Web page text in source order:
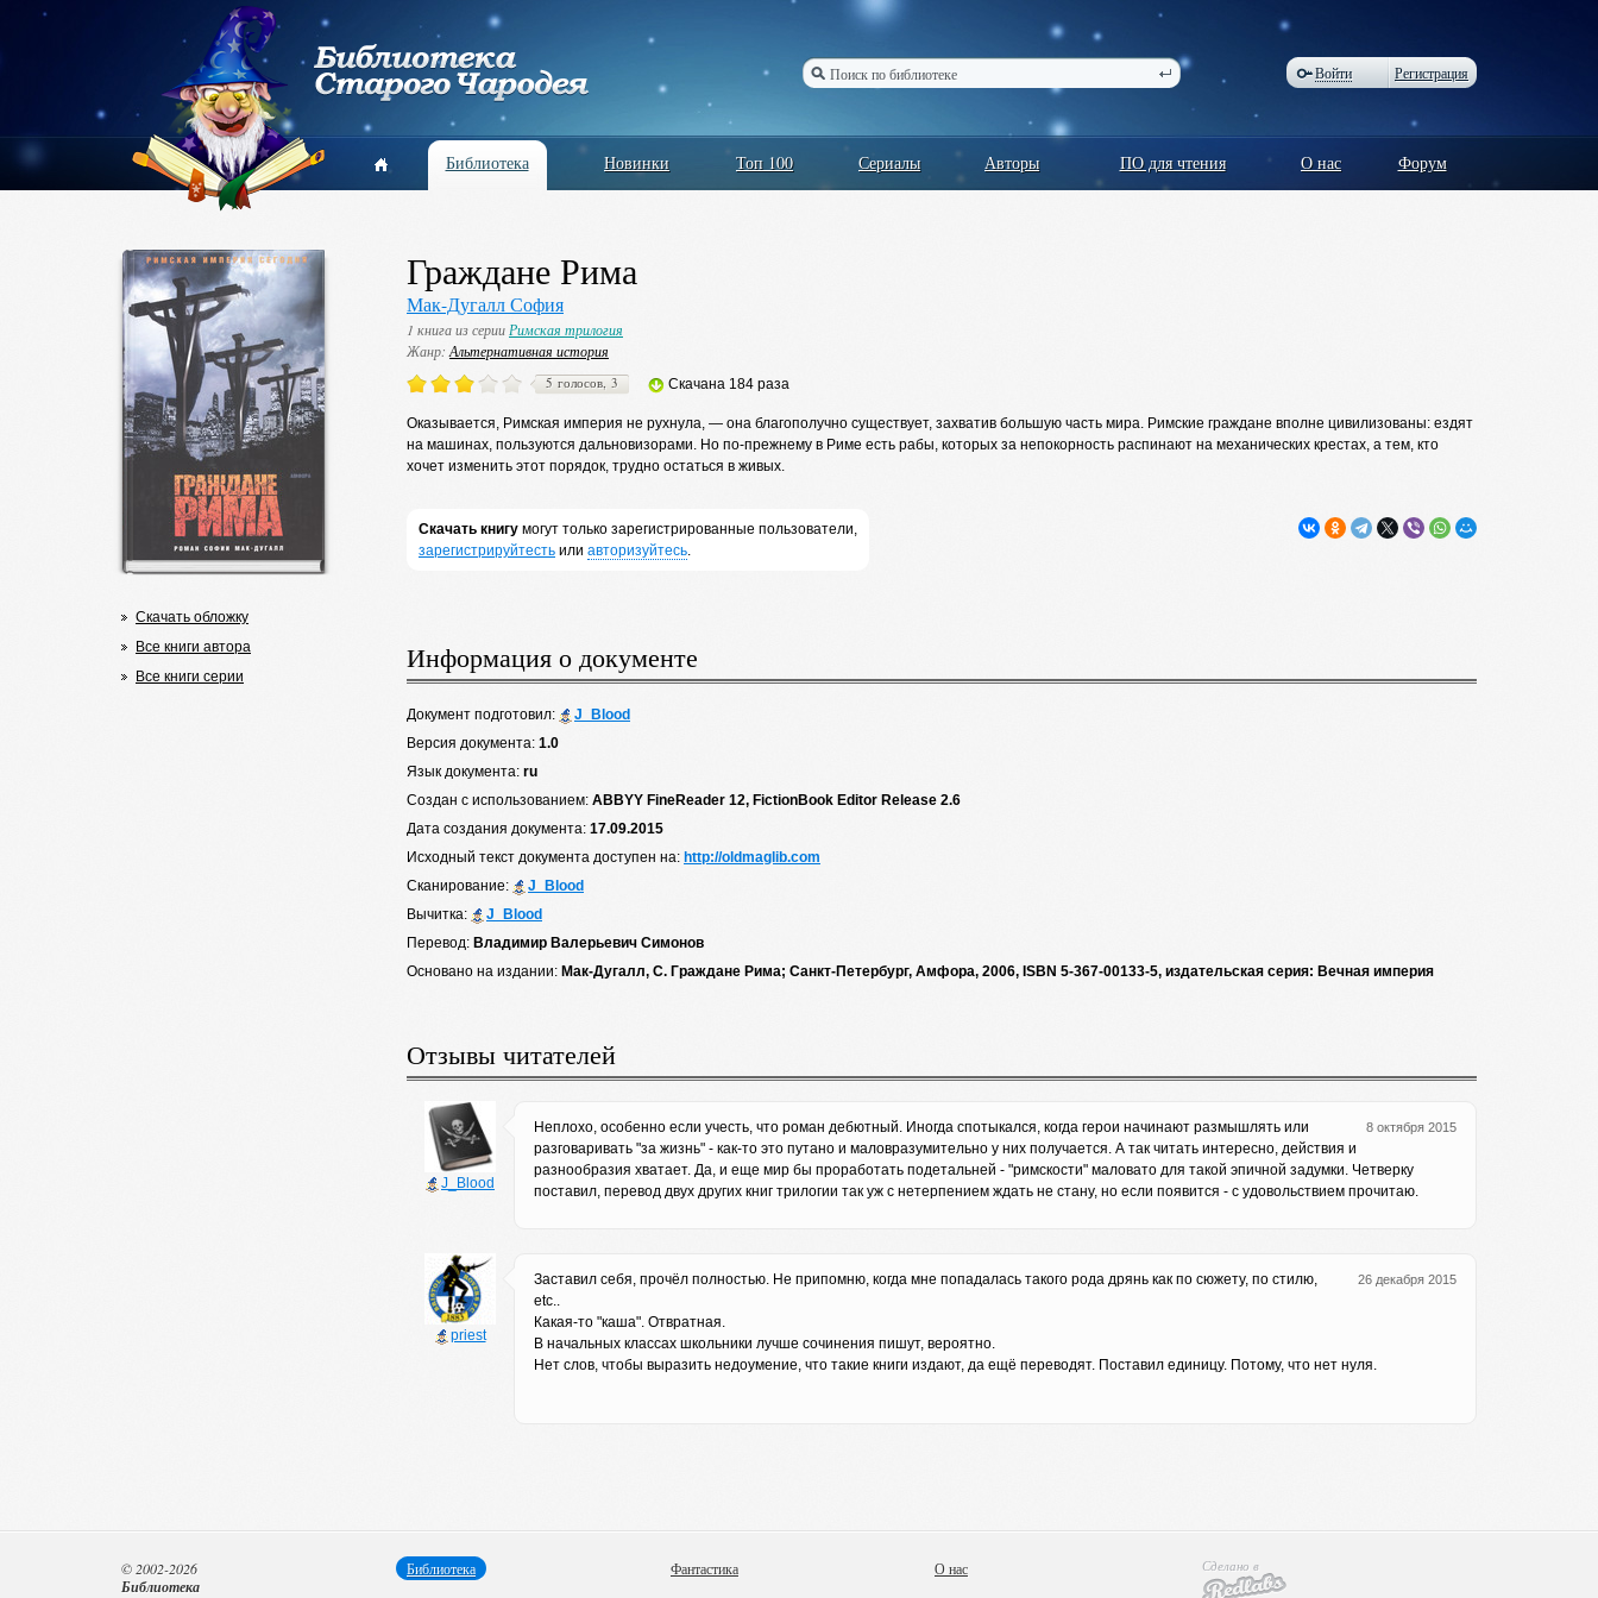
Войти Регистрация
Библиотека Новинки Топ 100 Сериалы Авторы ПО для чтения О нас Форум
Скачать обложку
Все книги автора
Все книги серии
Граждане Рима
Мак-Дугалл София
1 книга из серии Римская трилогия
Жанр: Альтернативная история
5 голосов, 3 Скачана 184 раза
Оказывается, Римская империя не рухнула, — она благополучно существует, захватив большую часть мира. Римские граждане вполне цивилизованы: ездят
на машинах, пользуются дальновизорами. Но по-прежнему в Риме есть рабы, которых за непокорность распинают на механических крестах, а тем, кто
хочет изменить этот порядок, трудно остаться в живых.
Скачать книгу могут только зарегистрированные пользователи,
зарегистрируйтесть или авторизуйтесь.
Информация о документе
Документ подготовил:
J_Blood
Версия документа: 1.0
Язык документа: ru
Создан с использованием: ABBYY FineReader 12, FictionBook Editor Release 2.6
Дата создания документа: 17.09.2015
Исходный текст документа доступен на: http://oldmaglib.com
Сканирование:
J_Blood
Вычитка:
J_Blood
Перевод: Владимир Валерьевич Симонов
Основано на издании: Мак-Дугалл, С. Граждане Рима; Санкт-Петербург, Амфора, 2006, ISBN 5-367-00133-5, издательская серия: Вечная империя
Отзывы читателей
J_Blood
8 октября 2015
Неплохо, особенно если учесть, что роман дебютный. Иногда спотыкался, когда герои начинают размышлять или
разговаривать "за жизнь" - как-то это путано и маловразумительно у них получается. А так читать интересно, действия и
разнообразия хватает. Да, и еще мир бы проработать подетальней - "римскости" маловато для такой эпичной задумки. Четверку
поставил, перевод двух других книг трилогии так уж с нетерпением ждать не стану, но если появится - с удовольствием прочитаю.
priest
26 декабря 2015
Заставил себя, прочёл полностью. Не припомню, когда мне попадалась такого рода дрянь как по сюжету, по стилю,
etc..
Какая-то "каша". Отвратная.
В начальных классах школьники лучше сочинения пишут, вероятно.
Нет слов, чтобы выразить недоумение, что такие книги издают, да ещё переводят. Поставил единицу. Потому, что нет нуля.
Библиотека
Фантастика
О нас
© 2002-2026
Библиотека
Сделано в